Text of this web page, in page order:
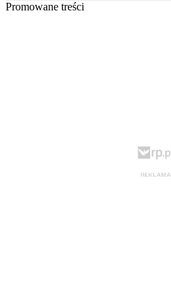
Promowane treści